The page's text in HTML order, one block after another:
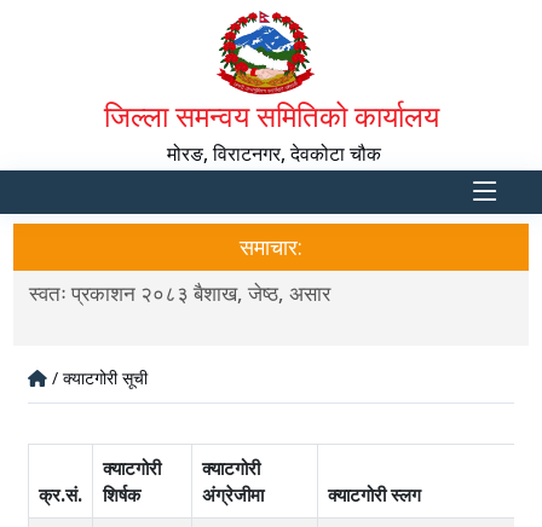
जिल्ला समन्वय समितिको कार्यालय
मोरङ, विराटनगर, देवकोटा चौक
समाचार:
स्वतः प्रकाशन २०८३ बैशाख, जेष्ठ, असार
/ क्याटगोरी सूची
क्र.सं.
क्याटगोरी
शिर्षक
क्याटगोरी
अंग्रेजीमा
क्याटगोरी स्लग